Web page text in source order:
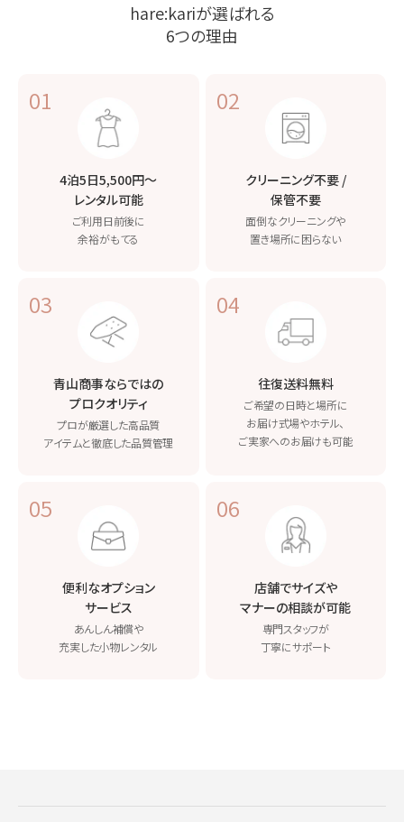
hare:kariが選ばれる
6つの理由
01
4泊5日5,500円〜
レンタル可能
ご利用日前後に
余裕がもてる
02
クリーニング不要 /
保管不要
面倒なクリーニングや
置き場所に困らない
03
青山商事ならではの
プロクオリティ
プロが厳選した高品質
アイテムと徹底した品質管理
04
往復送料無料
ご希望の日時と場所に
お届け式場やホテル、
ご実家へのお届けも可能
05
便利なオプション
サービス
あんしん補償や
充実した小物レンタル
06
店舗でサイズや
マナーの相談が可能
専門スタッフが
丁寧にサポート